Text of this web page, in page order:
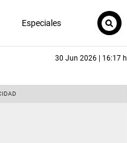
Especiales
30 Jun 2026 | 16:17 h